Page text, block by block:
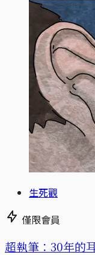
生死觀
僅限會員
超執筆：30年的